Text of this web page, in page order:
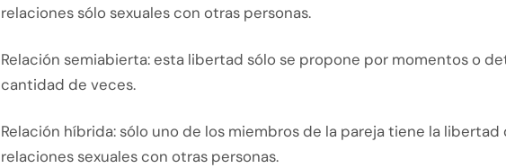
relaciones sólo sexuales con otras personas.
Relación semiabierta: esta libertad sólo se propone por momentos o
cantidad de veces.
Relación híbrida: sólo uno de los miembros de la pareja tiene la
relaciones sexuales con otras personas.